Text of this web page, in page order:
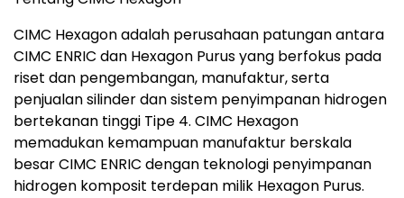
CIMC Hexagon adalah perusahaan patungan antara
CIMC ENRIC dan Hexagon Purus yang berfokus pada
riset dan pengembangan, manufaktur, serta
penjualan silinder dan sistem penyimpanan hidrogen
bertekanan tinggi Tipe 4. CIMC Hexagon
memadukan kemampuan manufaktur berskala
besar CIMC ENRIC dengan teknologi penyimpanan
hidrogen komposit terdepan milik Hexagon Purus.